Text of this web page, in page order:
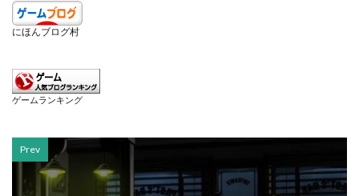
にほんブログ村
ゲームランキング
Prev